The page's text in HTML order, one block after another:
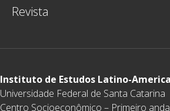
Revista
Instituto de Estudos Latino-
Universidade Federal de Santa Catarina
Centro Socioeconômico – Primeiro